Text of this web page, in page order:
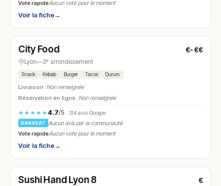
Vote rapideAucun vote pour le moment
Voir la fiche→
N° 25
City Food €-€€
Lyon—3ᵉ arrondissement
Snack Kebab Burger Tacos Durum
Livraison :Non renseignée
Réservation en ligne :Non renseignée
★★★★★4.7/5· 314 avis Google
RANKEAT
Aucun avis par la communauté
Vote rapideAucun vote pour le moment
Voir la fiche→
N° 26
Sushi Hand Lyon 8 €